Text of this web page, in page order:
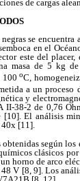
de cargas
se
en el
este del
masa de 5 kg
100oC,
a un
y
II-38-2 de 0,76
[10]. El análisis
40x [11].
según los
clásicos
horno de arco
V [8, 9]. Los